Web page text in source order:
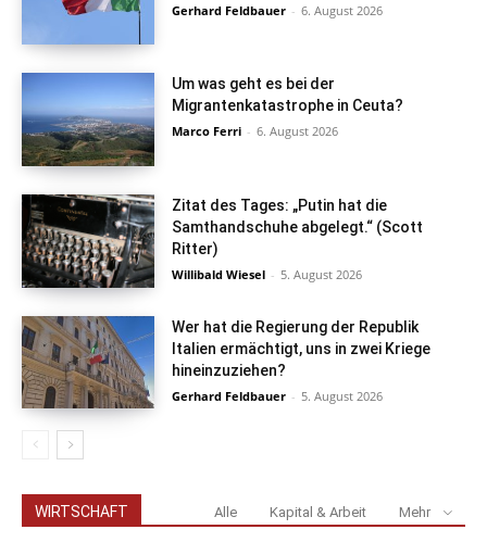
Gerhard Feldbauer - 6. August 2026
Um was geht es bei der
Migrantenkatastrophe in Ceuta?
Marco Ferri - 6. August 2026
Zitat des Tages: „Putin hat die
Samthandschuhe abgelegt.“ (Scott
Ritter)
Willibald Wiesel - 5. August 2026
Wer hat die Regierung der Republik
Italien ermächtigt, uns in zwei Kriege
hineinzuziehen?
Gerhard Feldbauer - 5. August 2026
WIRTSCHAFT Alle Kapital & Arbeit Mehr